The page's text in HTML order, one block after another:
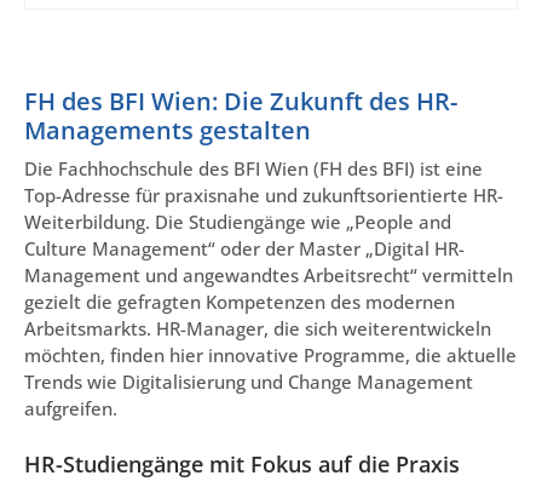
FH des BFI Wien: Die Zukunft des HR-
Managements gestalten
Die Fachhochschule des BFI Wien (FH des BFI) ist eine
Top-Adresse für praxisnahe und zukunftsorientierte HR-
Weiterbildung. Die Studiengänge wie „People and
Culture Management“ oder der Master „Digital HR-
Management und angewandtes Arbeitsrecht“ vermitteln
gezielt die gefragten Kompetenzen des modernen
Arbeitsmarkts. HR-Manager, die sich weiterentwickeln
möchten, finden hier innovative Programme, die aktuelle
Trends wie Digitalisierung und Change Management
aufgreifen.
HR-Studiengänge mit Fokus auf die Praxis